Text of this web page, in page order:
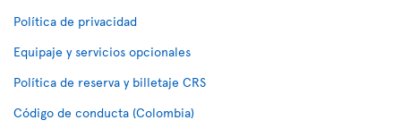
Política de privacidad
Equipaje y servicios opcionales
Política de reserva y billetaje CRS
Código de conducta (Colombia)